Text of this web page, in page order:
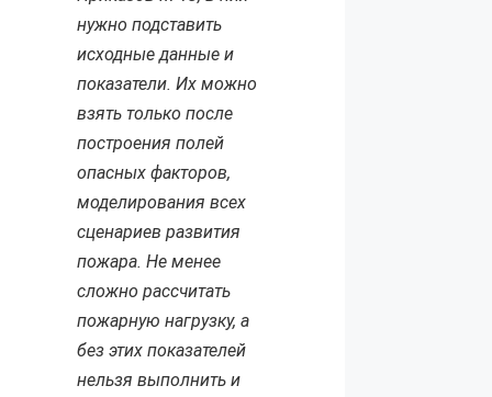
нужно подставить
исходные данные и
показатели. Их можно
взять только после
построения полей
опасных факторов,
моделирования всех
сценариев развития
пожара. Не менее
сложно рассчитать
пожарную нагрузку, а
без этих показателей
нельзя выполнить и